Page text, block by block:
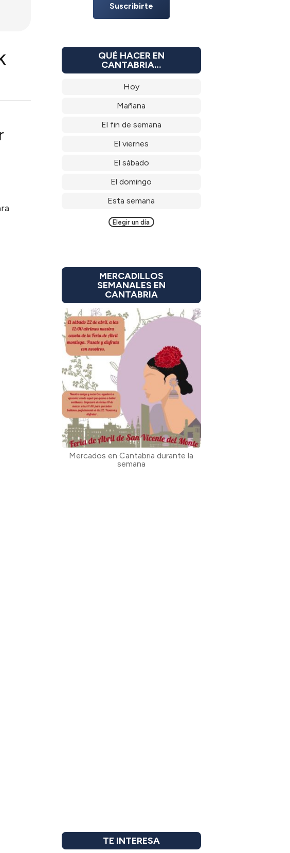
Suscribirte
QUÉ HACER EN
CANTABRIA…
Hoy
Mañana
El fin de semana
El viernes
El sábado
El domingo
Esta semana
Elegir un día
MERCADILLOS
SEMANALES EN
CANTABRIA
Mercados en Cantabria durante la
semana
TE INTERESA